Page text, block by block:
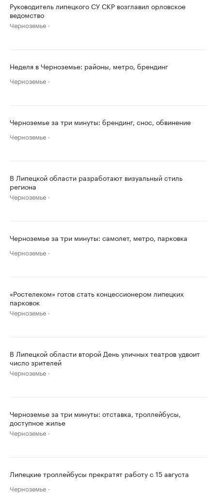
Руководитель липецкого СУ СКР возглавил орловское
ведомство
Черноземье
Неделя в Черноземье: районы, метро, брендинг
Черноземье
Черноземье за три минуты: брендинг, снос, обвинение
Черноземье
В Липецкой области разработают визуальный стиль
региона
Черноземье
Черноземье за три минуты: самолет, метро, парковка
Черноземье
«Ростелеком» готов стать концессионером липецких
парковок
Черноземье
В Липецкой области второй День уличных театров удвоит
число зрителей
Черноземье
Черноземье за три минуты: отставка, троллейбусы,
доступное жилье
Черноземье
Липецкие троллейбусы прекратят работу с 15 августа
Черноземье